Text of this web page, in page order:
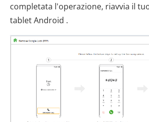
completata l'operazione, riavvia il
tablet Android .